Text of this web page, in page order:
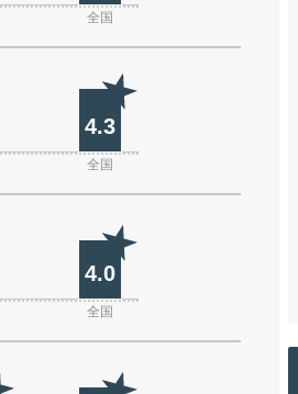
全国
4.3
全国
4.0
全国